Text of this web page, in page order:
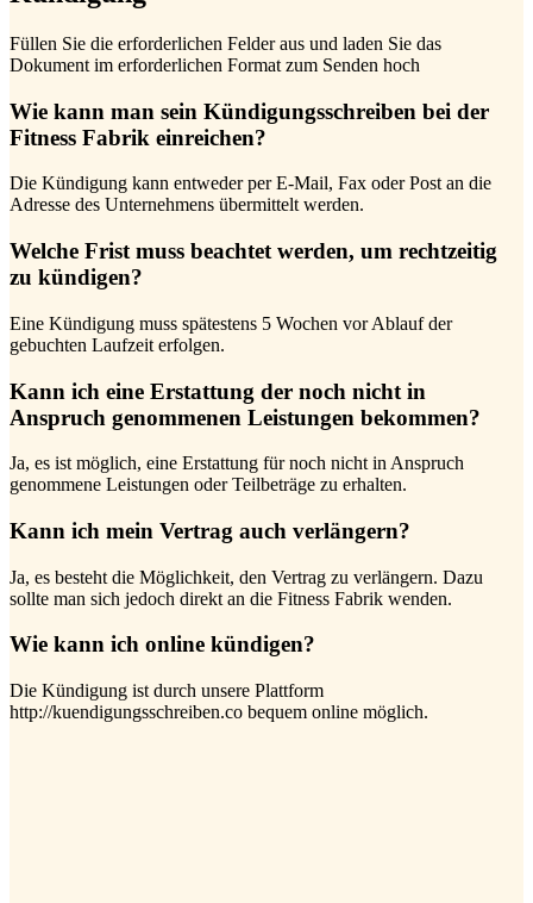
Füllen Sie die erforderlichen Felder aus und laden Sie das
Dokument im erforderlichen Format zum Senden hoch
Wie kann man sein Kündigungsschreiben bei der
Fitness Fabrik einreichen?
Die Kündigung kann entweder per E-Mail, Fax oder Post an die
Adresse des Unternehmens übermittelt werden.
Welche Frist muss beachtet werden, um rechtzeitig
zu kündigen?
Eine Kündigung muss spätestens 5 Wochen vor Ablauf der
gebuchten Laufzeit erfolgen.
Kann ich eine Erstattung der noch nicht in
Anspruch genommenen Leistungen bekommen?
Ja, es ist möglich, eine Erstattung für noch nicht in Anspruch
genommene Leistungen oder Teilbeträge zu erhalten.
Kann ich mein Vertrag auch verlängern?
Ja, es besteht die Möglichkeit, den Vertrag zu verlängern. Dazu
sollte man sich jedoch direkt an die Fitness Fabrik wenden.
Wie kann ich online kündigen?
Die Kündigung ist durch unsere Plattform
http://kuendigungsschreiben.co bequem online möglich.